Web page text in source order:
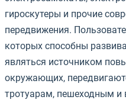
гироскутеры и прочие
передвижения.
которых способны
являться источником
окружающих,
тротуарам, пешеходным